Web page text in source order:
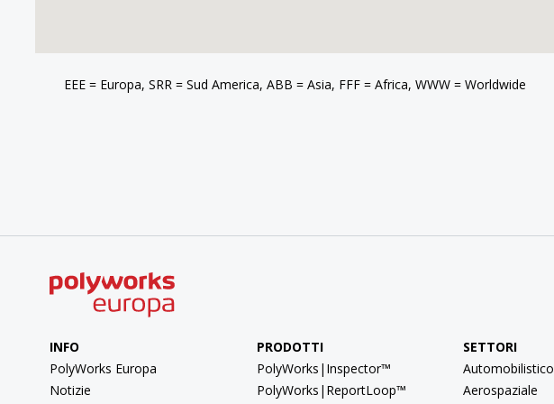
EEE = Europa, SRR = Sud America, ABB = Asia, FFF = Africa, WWW = Worldwide
INFO
PolyWorks Europa
Notizie
PRODOTTI
PolyWorks|Inspector™
PolyWorks|ReportLoop™
SETTORI
Automobilistico
Aerospaziale